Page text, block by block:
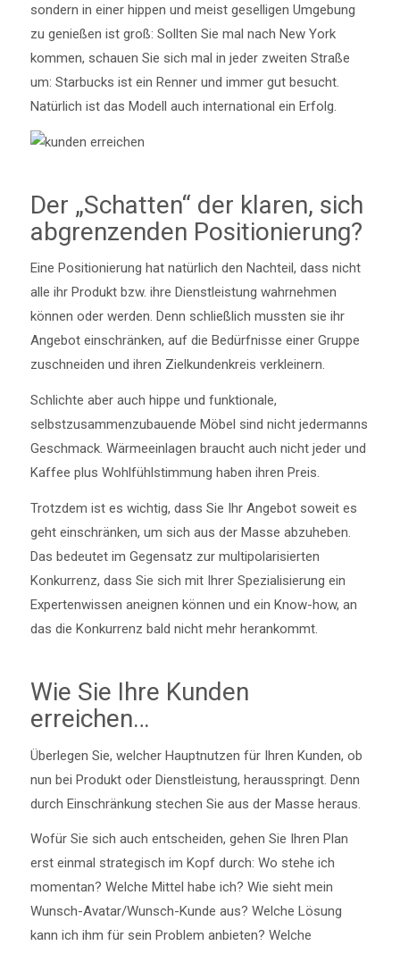
sondern in einer hippen und meist geselligen Umgebung
zu genießen ist groß: Sollten Sie mal nach New York
kommen, schauen Sie sich mal in jeder zweiten Straße
um: Starbucks ist ein Renner und immer gut besucht.
Natürlich ist das Modell auch international ein Erfolg.
Der „Schatten“ der klaren, sich
abgrenzenden Positionierung?
Eine Positionierung hat natürlich den Nachteil, dass nicht
alle ihr Produkt bzw. ihre Dienstleistung wahrnehmen
können oder werden. Denn schließlich mussten sie ihr
Angebot einschränken, auf die Bedürfnisse einer Gruppe
zuschneiden und ihren Zielkundenkreis verkleinern.
Schlichte aber auch hippe und funktionale,
selbstzusammenzubauende Möbel sind nicht jedermanns
Geschmack. Wärmeeinlagen braucht auch nicht jeder und
Kaffee plus Wohlfühlstimmung haben ihren Preis.
Trotzdem ist es wichtig, dass Sie Ihr Angebot soweit es
geht einschränken, um sich aus der Masse abzuheben.
Das bedeutet im Gegensatz zur multipolarisierten
Konkurrenz, dass Sie sich mit Ihrer Spezialisierung ein
Expertenwissen aneignen können und ein Know-how, an
das die Konkurrenz bald nicht mehr herankommt.
Wie Sie Ihre Kunden
erreichen…
Überlegen Sie, welcher Hauptnutzen für Ihren Kunden, ob
nun bei Produkt oder Dienstleistung, herausspringt. Denn
durch Einschränkung stechen Sie aus der Masse heraus.
Wofür Sie sich auch entscheiden, gehen Sie Ihren Plan
erst einmal strategisch im Kopf durch: Wo stehe ich
momentan? Welche Mittel habe ich? Wie sieht mein
Wunsch-Avatar/Wunsch-Kunde aus? Welche Lösung
kann ich ihm für sein Problem anbieten? Welche